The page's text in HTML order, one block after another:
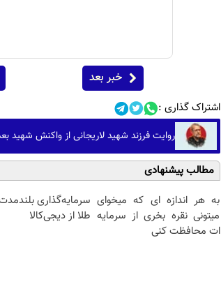
خبر بعد
اشتراک گذاری :
روایت فرزند شهید لاریجانی از واکنش شهید
مطالب پیشنهادی
به هر اندازه ای که میخوای
میتونی نقره بخری از سرمایه
ات محافظت کنی
سرمایه‌گذاری
طلا از دیجی‌کالا